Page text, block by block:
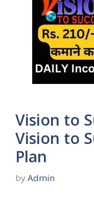
Vision to
Vision to
Plan
by Admin